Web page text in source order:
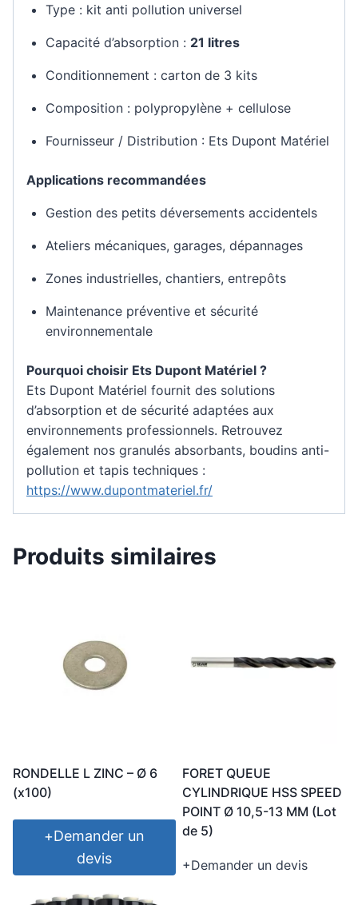
Type : kit anti pollution universel
Capacité d’absorption : 21 litres
Conditionnement : carton de 3 kits
Composition : polypropylène + cellulose
Fournisseur / Distribution : Ets Dupont Matériel
Applications recommandées
Gestion des petits déversements accidentels
Ateliers mécaniques, garages, dépannages
Zones industrielles, chantiers, entrepôts
Maintenance préventive et sécurité
environnementale
Pourquoi choisir Ets Dupont Matériel ?
Ets Dupont Matériel fournit des solutions
d’absorption et de sécurité adaptées aux
environnements professionnels. Retrouvez
également nos granulés absorbants, boudins anti-
pollution et tapis techniques :
https://www.dupontmateriel.fr/
Produits similaires
RONDELLE L ZINC – Ø 6
(x100)
+Demander un
devis
FORET QUEUE
CYLINDRIQUE HSS SPEED
POINT Ø 10,5-13 MM (Lot
de 5)
+Demander un devis